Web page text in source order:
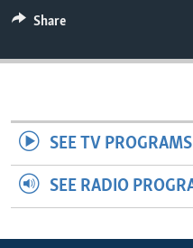
Share
SEE TV PROGRAMS
SEE RADIO